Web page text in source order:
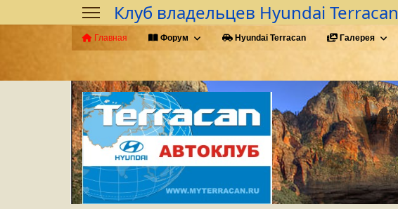
Клуб владельцев Hyundai Terracan
Главная Форум Hyundai Terracan Галерея